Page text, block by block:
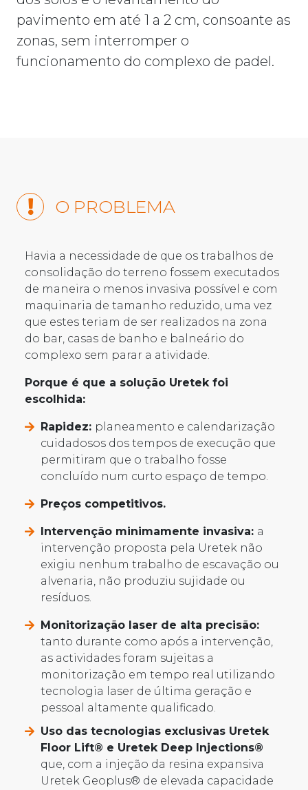
pavimento em até 1 a 2 cm, consoante as
zonas, sem interromper o
funcionamento do complexo de padel.
O PROBLEMA
Havia a necessidade de que os trabalhos de
consolidação do terreno fossem executados
de maneira o menos invasiva possível e com
maquinaria de tamanho reduzido, uma vez
que estes teriam de ser realizados na zona
do bar, casas de banho e balneário do
complexo sem parar a atividade.
Porque é que a solução Uretek foi
escolhida:
Rapidez: planeamento e calendarização
cuidadosos dos tempos de execução que
permitiram que o trabalho fosse
concluído num curto espaço de tempo.
Preços competitivos.
Intervenção minimamente invasiva: a
intervenção proposta pela Uretek não
exigiu nenhum trabalho de escavação ou
alvenaria, não produziu sujidade ou
resíduos.
Monitorização laser de alta precisão:
tanto durante como após a intervenção,
as actividades foram sujeitas a
monitorização em tempo real utilizando
tecnologia laser de última geração e
pessoal altamente qualificado.
Uso das tecnologias exclusivas Uretek
Floor Lift® e Uretek Deep Injections®
que, com a injeção da resina expansiva
Uretek Geoplus® de elevada capacidade